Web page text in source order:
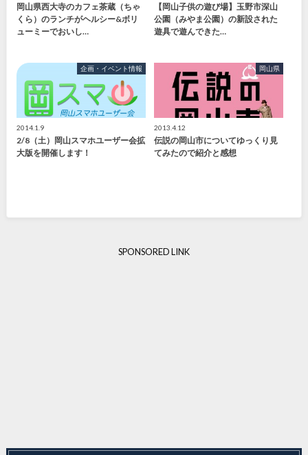
岡山県西大寺のカフェ茶蔵（ちゃ
くら）のランチがヘルシー&ボリ
ューミーでおいし…
【岡山子供の遊び場】玉野市深山
公園（みやま公園）の新設された
遊具で遊んできた…
企画・イベント情報
2014.1.9
2/8（土）岡山スマホユーザー会拡
大版を開催します！
岡山県
2013.4.12
伝説の岡山市についてゆっくり見
てみたので紹介と感想
SPONSORED LINK